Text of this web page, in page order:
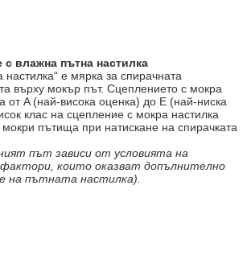
с влажна пътна настилка
настилка“ е мярка за спирачната
върху мокър път. Сцеплението с мокра
от A (най-висока оценка) до E (най-ниска
клас на сцепление с мокра настилка
пътища при натискане на спирачката
път зависи от условията на
които оказват допълнително
на пътната настилка).